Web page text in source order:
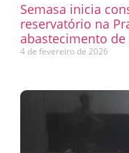
Semasa inicia
reservatório na
abastecimento
4 de fevereiro de 2026